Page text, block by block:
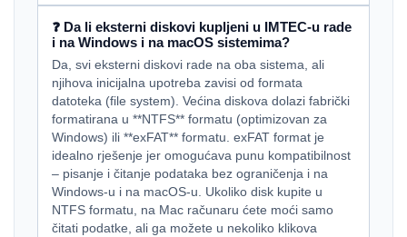
❓ Da li eksterni diskovi kupljeni u IMTEC-u rade
i na Windows i na macOS sistemima?
Da, svi eksterni diskovi rade na oba sistema, ali
njihova inicijalna upotreba zavisi od formata
datoteka (file system). Većina diskova dolazi fabrički
formatirana u **NTFS** formatu (optimizovan za
Windows) ili **exFAT** formatu. exFAT format je
idealno rješenje jer omogućava punu kompatibilnost
– pisanje i čitanje podataka bez ograničenja i na
Windows-u i na macOS-u. Ukoliko disk kupite u
NTFS formatu, na Mac računaru ćete moći samo
čitati podatke, ali ga možete u nekoliko klikova